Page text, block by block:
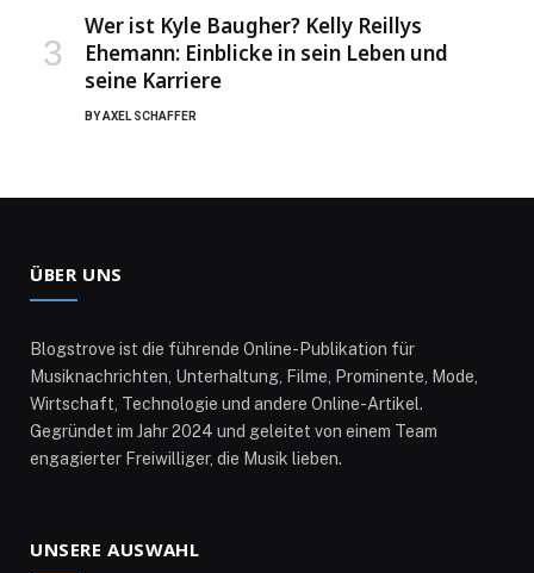
Wer ist Kyle Baugher? Kelly Reillys
Ehemann: Einblicke in sein Leben und
seine Karriere
BYAXEL SCHAFFER
ÜBER UNS
Blogstrove ist die führende Online-Publikation für
Musiknachrichten, Unterhaltung, Filme, Prominente, Mode,
Wirtschaft, Technologie und andere Online-Artikel.
Gegründet im Jahr 2024 und geleitet von einem Team
engagierter Freiwilliger, die Musik lieben.
UNSERE AUSWAHL